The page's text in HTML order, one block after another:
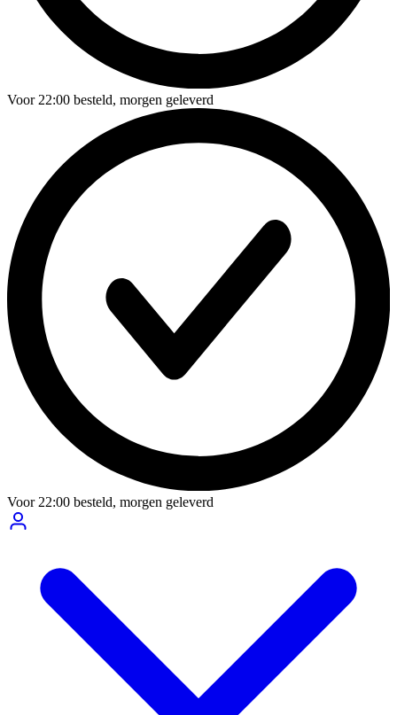
Voor22:00 besteld, morgen geleverd
Voor22:00 besteld, morgen geleverd